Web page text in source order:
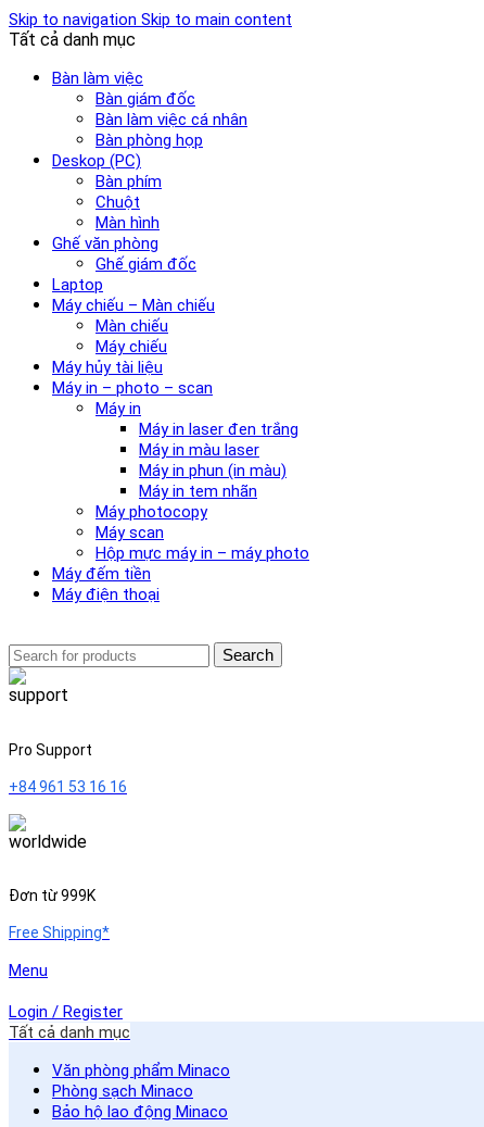
Skip to navigation Skip to main content
Tất cả danh mục
Bàn làm việc
Bàn giám đốc
Bàn làm việc cá nhân
Bàn phòng họp
Deskop (PC)
Bàn phím
Chuột
Màn hình
Ghế văn phòng
Ghế giám đốc
Laptop
Máy chiếu – Màn chiếu
Màn chiếu
Máy chiếu
Máy hủy tài liệu
Máy in – photo – scan
Máy in
Máy in laser đen trắng
Máy in màu laser
Máy in phun (in màu)
Máy in tem nhãn
Máy photocopy
Máy scan
Hộp mực máy in – máy photo
Máy đếm tiền
Máy điện thoại
Search
Pro Support
+84 961 53 16 16
Đơn từ 999K
Free Shipping*
Menu
Login / Register
Tất cả danh mục
Văn phòng phẩm Minaco
Phòng sạch Minaco
Bảo hộ lao động Minaco